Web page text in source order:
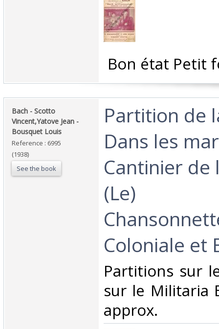
Bon état Petit
‎Bach - Scotto
Vincent,Yatove Jean -
Bousquet Louis‎
Reference : 6995
(1938)
See the book
‎Partition de
Dans les
Cantinier de
(Le)
Coloniale et
‎Partitions sur
sur le Militaria
approx.‎